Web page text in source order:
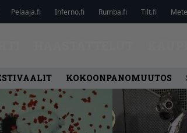
Pelaaja.fi Inferno.fi Rumba.fi Tilt.fi
KOKOONPANOMUUTOS